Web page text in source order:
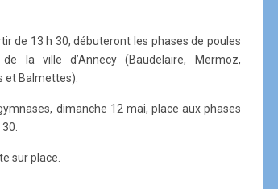
de 13 h 30, débuteront les phases de poules
la ville d’Annecy (Baudelaire, Mermoz,
et Balmettes).
dimanche 12 mai, place aux phases
sur place.